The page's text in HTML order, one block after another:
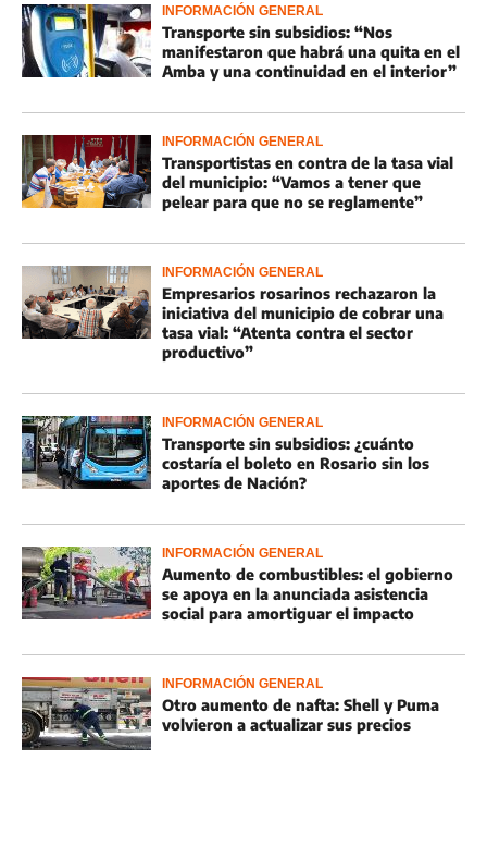
INFORMACIÓN GENERAL
Transporte sin subsidios: “Nos
manifestaron que habrá una quita en el
Amba y una continuidad en el interior”
INFORMACIÓN GENERAL
Transportistas en contra de la tasa vial
del municipio: “Vamos a tener que
pelear para que no se reglamente”
INFORMACIÓN GENERAL
Empresarios rosarinos rechazaron la
iniciativa del municipio de cobrar una
tasa vial: “Atenta contra el sector
productivo”
INFORMACIÓN GENERAL
Transporte sin subsidios: ¿cuánto
costaría el boleto en Rosario sin los
aportes de Nación?
INFORMACIÓN GENERAL
Aumento de combustibles: el gobierno
se apoya en la anunciada asistencia
social para amortiguar el impacto
INFORMACIÓN GENERAL
Otro aumento de nafta: Shell y Puma
volvieron a actualizar sus precios